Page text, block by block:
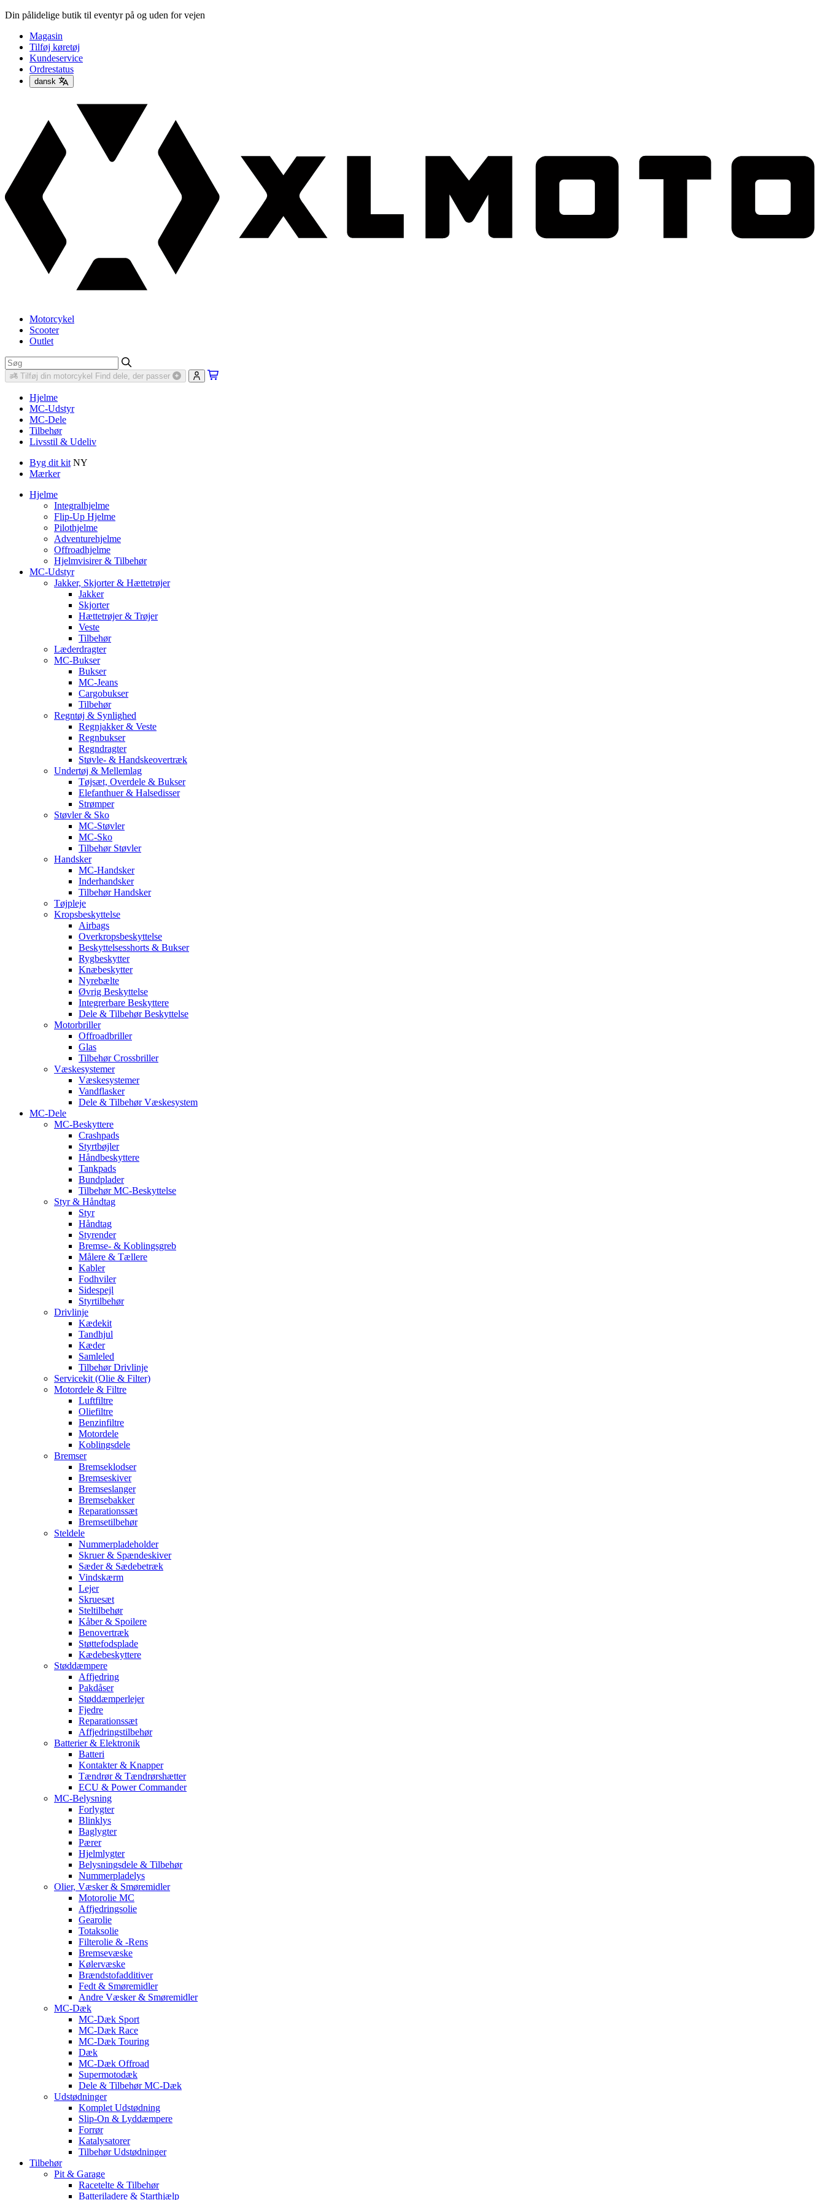
Din pålidelige butik til eventyr på og uden for vejen
Magasin
Tilføj køretøj
Kundeservice
Ordrestatus
dansk
Motorcykel
Scooter
Outlet
Tilføj din motorcykel Find dele, der passer
Hjelme
MC-Udstyr
MC-Dele
Tilbehør
Livsstil & Udeliv
Byg dit kit NY
Mærker
Hjelme
Integralhjelme
Flip-Up Hjelme
Pilothjelme
Adventurehjelme
Offroadhjelme
Hjelmvisirer & Tilbehør
MC-Udstyr
Jakker, Skjorter & Hættetrøjer
Jakker
Skjorter
Hættetrøjer & Trøjer
Veste
Tilbehør
Læderdragter
MC-Bukser
Bukser
MC-Jeans
Cargobukser
Tilbehør
Regntøj & Synlighed
Regnjakker & Veste
Regnbukser
Regndragter
Støvle- & Handskeovertræk
Undertøj & Mellemlag
Tøjsæt, Overdele & Bukser
Elefanthuer & Halsedisser
Strømper
Støvler & Sko
MC-Støvler
MC-Sko
Tilbehør Støvler
Handsker
MC-Handsker
Inderhandsker
Tilbehør Handsker
Tøjpleje
Kropsbeskyttelse
Airbags
Overkropsbeskyttelse
Beskyttelsesshorts & Bukser
Rygbeskytter
Knæbeskytter
Nyrebælte
Øvrig Beskyttelse
Integrerbare Beskyttere
Dele & Tilbehør Beskyttelse
Motorbriller
Offroadbriller
Glas
Tilbehør Crossbriller
Væskesystemer
Væskesystemer
Vandflasker
Dele & Tilbehør Væskesystem
MC-Dele
MC-Beskyttere
Crashpads
Styrtbøjler
Håndbeskyttere
Tankpads
Bundplader
Tilbehør MC-Beskyttelse
Styr & Håndtag
Styr
Håndtag
Styrender
Bremse- & Koblingsgreb
Målere & Tællere
Kabler
Fodhviler
Sidespejl
Styrtilbehør
Drivlinje
Kædekit
Tandhjul
Kæder
Samleled
Tilbehør Drivlinje
Servicekit (Olie & Filter)
Motordele & Filtre
Luftfiltre
Oliefiltre
Benzinfiltre
Motordele
Koblingsdele
Bremser
Bremseklodser
Bremseskiver
Bremseslanger
Bremsebakker
Reparationssæt
Bremsetilbehør
Steldele
Nummerpladeholder
Skruer & Spændeskiver
Sæder & Sædebetræk
Vindskærm
Lejer
Skruesæt
Steltilbehør
Kåber & Spoilere
Benovertræk
Støttefodsplade
Kædebeskyttere
Støddæmpere
Affjedring
Pakdåser
Støddæmperlejer
Fjedre
Reparationssæt
Affjedringstilbehør
Batterier & Elektronik
Batteri
Kontakter & Knapper
Tændrør & Tændrørshætter
ECU & Power Commander
MC-Belysning
Forlygter
Blinklys
Baglygter
Pærer
Hjelmlygter
Belysningsdele & Tilbehør
Nummerpladelys
Olier, Væsker & Smøremidler
Motorolie MC
Affjedringsolie
Gearolie
Totaksolie
Filterolie & -Rens
Bremsevæske
Kølervæske
Brændstofadditiver
Fedt & Smøremidler
Andre Væsker & Smøremidler
MC-Dæk
MC-Dæk Sport
MC-Dæk Race
MC-Dæk Touring
Dæk
MC-Dæk Offroad
Supermotodæk
Dele & Tilbehør MC-Dæk
Udstødninger
Komplet Udstødning
Slip-On & Lyddæmpere
Forrør
Katalysatorer
Tilbehør Udstødninger
Tilbehør
Pit & Garage
Racetelte & Tilbehør
Batteriladere & Starthjælp